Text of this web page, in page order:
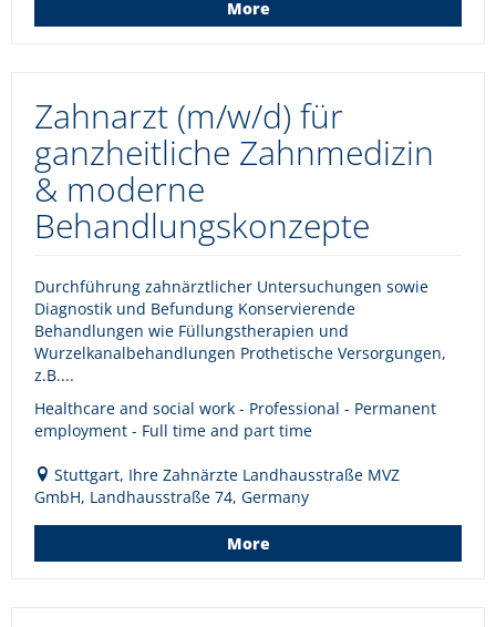
More
Zahnarzt (m/w/d) für
ganzheitliche Zahnmedizin
& moderne
Behandlungskonzepte
Durchführung zahnärztlicher Untersuchungen sowie
Diagnostik und Befundung Konservierende
Behandlungen wie Füllungstherapien und
Wurzelkanalbehandlungen Prothetische Versorgungen,
z.B....
Healthcare and social work - Professional - Permanent
employment - Full time and part time
Stuttgart, Ihre Zahnärzte Landhausstraße MVZ
GmbH, Landhausstraße 74, Germany
More